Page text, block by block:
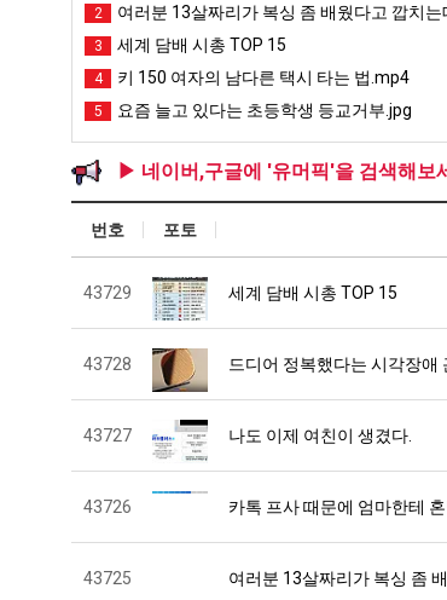
2 여러분 13살짜리가 복싱 좀 배웠다고 깝치는
3 세계 담배 시총 TOP 15
4 키 150 여자의 남다른 택시 타는 법.mp4
5 요즘 늘고 있다는 초등학생 등교거부.jpg
▶ 네이버,구글에 '유머픽'을 검색해보
번호 포토
43729 세계 담배 시총 TOP 15
43728 드디어 정복했다는 시각장애
43727 나도 이제 여친이 생겼다.
43726 카톡 프사 때문에 엄마한테 혼
43725 여러분 13살짜리가 복싱 좀